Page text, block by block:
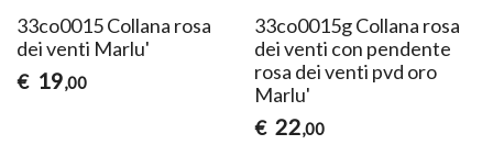
33co0015 Collana rosa
dei venti Marlu'
€ 19,00
33co0015g Collana rosa
dei venti con pendente
rosa dei venti pvd oro
Marlu'
€ 22,00